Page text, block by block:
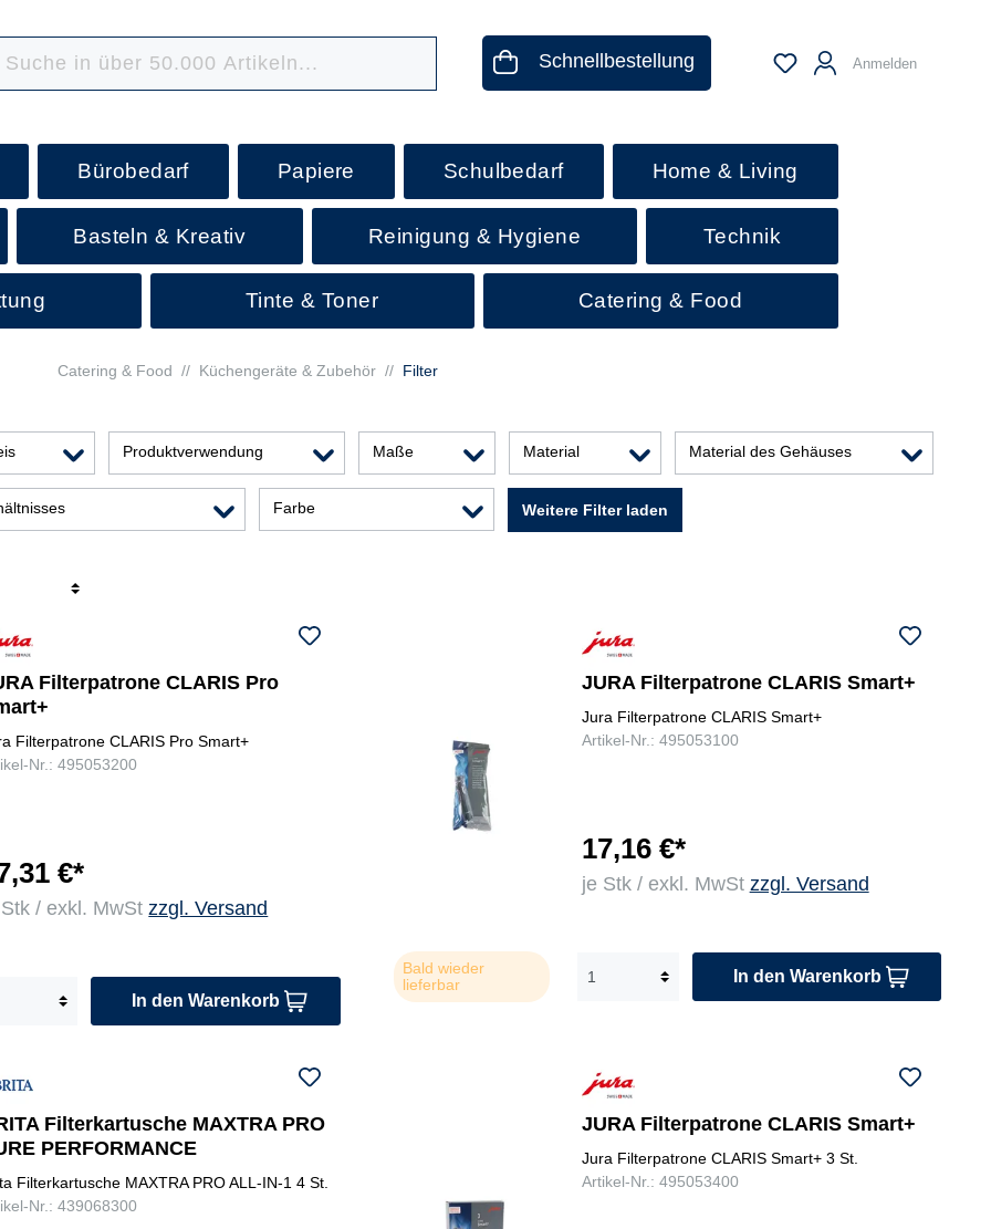
Schnellbestellung Anmelden
Bürobedarf Papiere Schulbedarf Home & Living
Basteln & Kreativ Reinigung & Hygiene Technik
Tinte & Toner Catering & Food
Catering & Food // Küchengeräte & Zubehör // Filter
Produktverwendung Maße Material Material des Gehäuses
Farbe Weitere Filter laden
Filterpatrone CLARIS Pro
Filterpatrone CLARIS Pro Smart+
Nr.: 495053200
€*
/ exkl. MwStzzgl. Versand
In den Warenkorb
JURA Filterpatrone CLARIS Smart+
Jura Filterpatrone CLARIS Smart+
Artikel-Nr.: 495053100
17,16 €*
je Stk / exkl. MwSt zzgl. Versand
Bald wieder
lieferbar
In den Warenkorb
Filterkartusche MAXTRA PRO
PERFORMANCE
Filterkartusche MAXTRA PRO ALL-IN-1 4 St.
Nr.: 439068300
JURA Filterpatrone CLARIS Smart+
Jura Filterpatrone CLARIS Smart+ 3 St.
Artikel-Nr.: 495053400